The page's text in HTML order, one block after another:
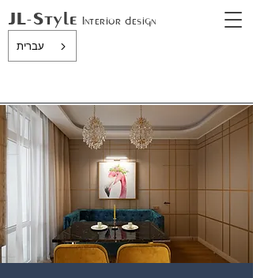
JL-Style Interior design
עברית